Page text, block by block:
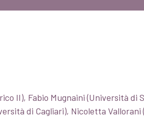
II), Fabio Mugnaini (Università di
di Cagliari), Nicoletta Vallorani